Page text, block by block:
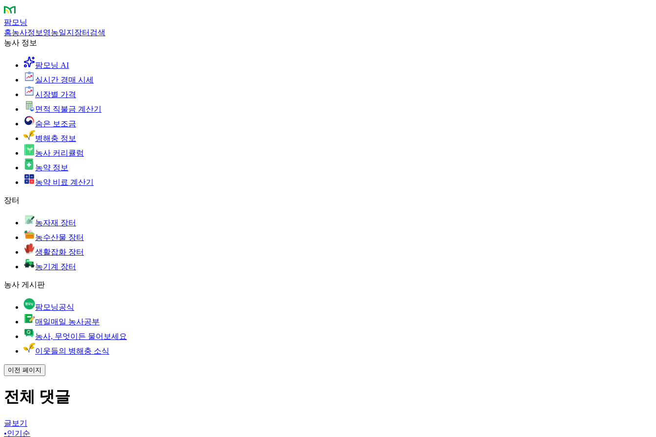
팜모닝
홈농사정보 영농일지 장터 검색
농사 정보
팜모닝 AI
실시간 경매 시세
시장별 가격
면적 직불금 계산기
숨은 보조금
병해충 정보
농사 커리큘럼
농약 정보
농약 비료 계산기
장터
농자재 장터
농수산물 장터
생활잡화 장터
농기계 장터
농사 게시판
팜모닝공식
매일매일 농사공부
농사, 무엇이든 물어보세요
이웃들의 병해충 소식
이전 페이지
전체 댓글
글보기
•인기순